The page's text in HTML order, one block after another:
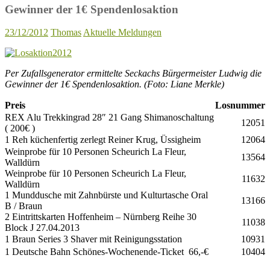
Gewinner der 1€ Spendenlosaktion
23/12/2012 ThomasAktuelle Meldungen
Per Zufallsgenerator ermittelte Seckachs Bürgermeister Ludwig die
Gewinner der 1€ Spendenlosaktion. (Foto: Liane Merkle)
Preis
Losnummer
REX Alu Trekkingrad 28″ 21 Gang Shimanoschaltung
( 200€ )
12051
1 Reh küchenfertig zerlegt Reiner Krug, Üssigheim
12064
Weinprobe für 10 Personen Scheurich La Fleur,
Walldürn
13564
Weinprobe für 10 Personen Scheurich La Fleur,
Walldürn
11632
1 Munddusche mit Zahnbürste und Kulturtasche Oral
B / Braun
13166
2 Eintrittskarten Hoffenheim – Nürnberg Reihe 30
Block J 27.04.2013
11038
1 Braun Series 3 Shaver mit Reinigungsstation
10931
1 Deutsche Bahn Schönes-Wochenende-Ticket 66,-€
10404